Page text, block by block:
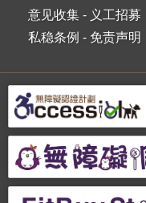
意见收集 - 义工招募
私稳条例 - 免责声明